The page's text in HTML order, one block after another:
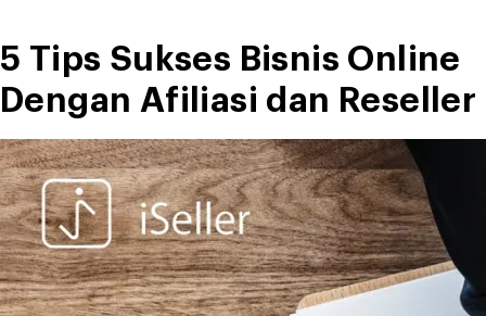
5 Tips Sukses Bisnis Online
Dengan Afiliasi dan Reseller